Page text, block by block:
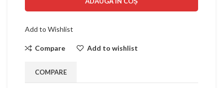
Add to Wishlist
Compare Add to wishlist
COMPARE